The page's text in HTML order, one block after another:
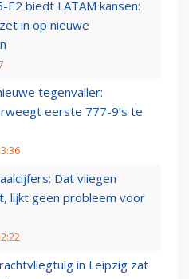
E2 biedt LATAM kansen:
in op nieuwe
tegenvaller:
eerste 777-9’s te
Dat vliegen
lijkt geen probleem voor
in Leipzig zat